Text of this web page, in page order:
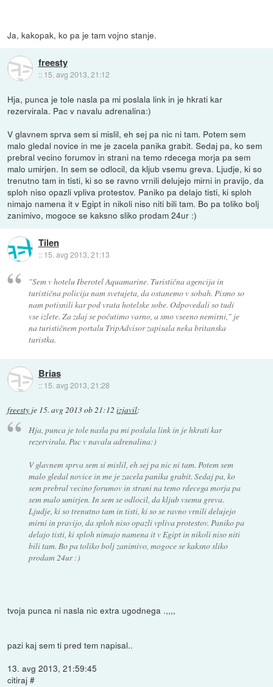
Ja, kakopak, ko pa je tam vojno stanje.
freesty
:: 15. avg 2013, 21:12
Hja, punca je tole nasla pa mi poslala link in je hkrati kar
rezervirala. Pac v navalu adrenalina:)
V glavnem sprva sem si mislil, eh sej pa nic ni tam. Potem sem
malo gledal novice in me je zacela panika grabit. Sedaj pa, ko sem
prebral vecino forumov in strani na temo rdecega morja pa sem
malo umirjen. In sem se odlocil, da kljub vsemu greva. Ljudje, ki so
trenutno tam in tisti, ki so se ravno vrnili delujejo mirni in pravijo, da
sploh niso opazli vpliva protestov. Paniko pa delajo tisti, ki sploh
nimajo namena it v Egipt in nikoli niso niti bili tam. Bo pa toliko bolj
zanimivo, mogoce se kaksno sliko prodam 24ur :)
Tilen
:: 15. avg 2013, 21:13
"Sem v hotelu Iberotel Aquamarine. Turistična agencija in
turistična policija nam svetujeta, da ostanemo v sobah. Pismo so
nam potisnili kar pod vrata hotelske sobe. Odpovedali so tudi
vse izlete. Za zdaj se počutimo varno, a smo vseeno nemirni," je
na turističnem portalu TripAdvisor zapisala neka britanska
turistka.
Brias
:: 15. avg 2013, 21:28
freesty je 15. avg 2013 ob 21:12 izjavil:
Hja, punca je tole nasla pa mi poslala link in je hkrati kar
rezervirala. Pac v navalu adrenalina:)
V glavnem sprva sem si mislil, eh sej pa nic ni tam. Potem sem
malo gledal novice in me je zacela panika grabit. Sedaj pa, ko
sem prebral vecino forumov in strani na temo rdecega morja pa
sem malo umirjen. In sem se odlocil, da kljub vsemu greva.
Ljudje, ki so trenutno tam in tisti, ki so se ravno vrnili delujejo
mirni in pravijo, da sploh niso opazli vpliva protestov. Paniko pa
delajo tisti, ki sploh nimajo namena it v Egipt in nikoli niso niti
bili tam. Bo pa toliko bolj zanimivo, mogoce se kaksno sliko
prodam 24ur :)
tvoja punca ni nasla nic extra ugodnega .,,,,
pazi kaj sem ti pred tem napisal..
13. avg 2013, 21:59:45
citiraj #